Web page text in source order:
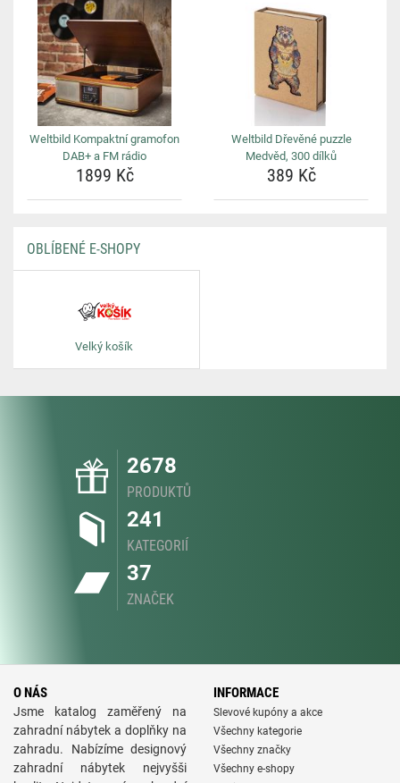
Weltbild Kompaktní gramofon
DAB+ a FM rádio
1899 Kč
Weltbild Dřevěné puzzle
Medvěd, 300 dílků
389 Kč
OBLÍBENÉ E-SHOPY
Velký košík
2678
PRODUKTŮ
241
KATEGORIÍ
37
ZNAČEK
O NÁS
Jsme katalog zaměřený na
zahradní nábytek a doplňky na
zahradu. Nabízíme designový
zahradní nábytek nejvyšši
INFORMACE
Slevové kupóny a akce
Všechny kategorie
Všechny značky
Všechny e-shopy